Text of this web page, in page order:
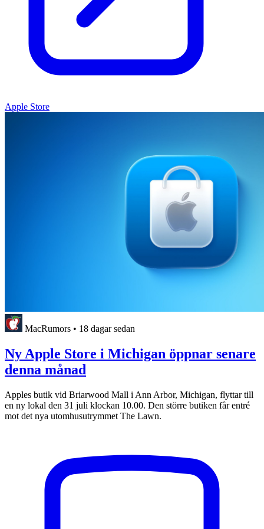
Apple Store
MacRumors • 18 dagar sedan
Ny Apple Store i Michigan öppnar senare
denna månad
Apples butik vid Briarwood Mall i Ann Arbor, Michigan, flyttar till
en ny lokal den 31 juli klockan 10.00. Den större butiken får entré
mot det nya utomhusutrymmet The Lawn.